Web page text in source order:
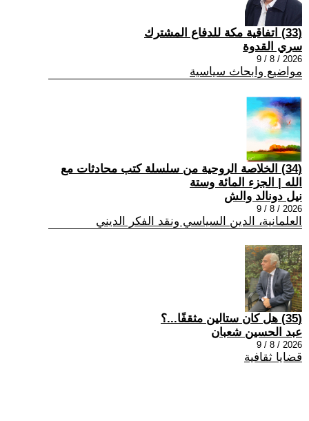
(33) اتفاقية مكة للدفاع المشترك
سري القدوة
2026 / 8 / 9
مواضيع وابحاث سياسية
(34) الخلاصة الروحية من سلسلة كتب محادثات مع
الله | الجزء المائة وستة
نيل دونالد والش
2026 / 8 / 9
العلمانية، الدين السياسي ونقد الفكر الديني
(35) هل كان ستالين مثقفًا...؟
عبد الحسين شعبان
2026 / 8 / 9
قضايا ثقافية